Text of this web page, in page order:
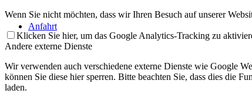
Anfahrt
Wenn Sie nicht möchten, dass wir Ihren Besuch auf unserer
Klicken Sie hier, um das Google Analytics-Tracking zu
Andere externe Dienste
Wir verwenden auch verschiedene externe Dienste wie Google
können Sie diese hier sperren. Bitte beachten Sie, dass dies die
laden.